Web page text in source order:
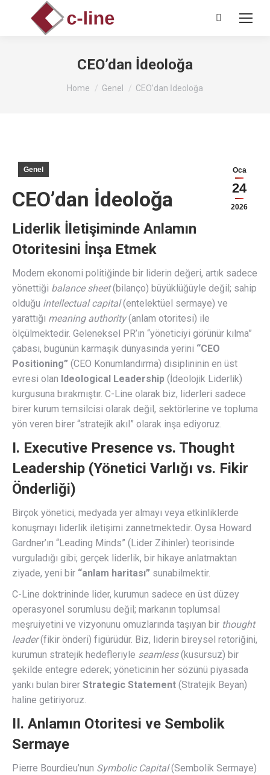
Search:
CEO’dan İdeoloğa
You are here:
Home Genel CEO’dan İdeoloğa
Oca
24
2026
Genel
CEO’dan İdeoloğa
Liderlik İletişiminde Anlamın
Otoritesini İnşa Etmek
Modern ekonomi politiğinde bir liderin değeri, artık sadece
yönettiği balance sheet(bilanço) büyüklüğüyle değil; sahip
olduğu intellectual capital(entelektüel sermaye) ve
yarattığı meaning authority(anlam otoritesi) ile
ölçülmektedir. Geleneksel PR’ın “yöneticiyi görünür kılma”
çabası, bugünün karmaşık dünyasında yerini “CEO
Positioning” (CEO Konumlandırma) disiplininin en üst
evresi olan Ideological Leadership (İdeolojik Liderlik)
kurgusuna bırakmıştır. C-Line olarak biz, liderleri sadece
birer kurum temsilcisi olarak değil, sektörlerine ve topluma
yön veren birer “stratejik akıl” olarak inşa ediyoruz.
I. Executive Presence vs. Thought
Leadership (Yönetici Varlığı vs. Fikir
Önderliği)
Birçok yönetici, medyada yer almayı veya etkinliklerde
konuşmayı liderlik iletişimi zannetmektedir. Oysa Howard
Gardner’ın “Leading Minds” (Lider Zihinler) teorisinde
vurguladığı gibi; gerçek liderlik, bir hikaye anlatmaktan
ziyade, yeni bir “anlam haritası” sunabilmektir.
C-Line doktrininde lider, kurumun sadece en üst düzey
operasyonel sorumlusu değil; markanın toplumsal
meşruiyetini ve vizyonunu omuzlarında taşıyan bir thought
leader(fikir önderi) figürüdür. Biz, liderin bireysel retoriğini,
kurumun stratejik hedefleriyle seamless(kusursuz) bir
şekilde entegre ederek; yöneticinin her sözünü piyasada
yankı bulan birer Strategic Statement (Stratejik Beyan)
haline getiriyoruz.
II. Anlamın Otoritesi ve Sembolik
Sermaye
Pierre Bourdieu’nun Symbolic Capital(Sembolik Sermaye)